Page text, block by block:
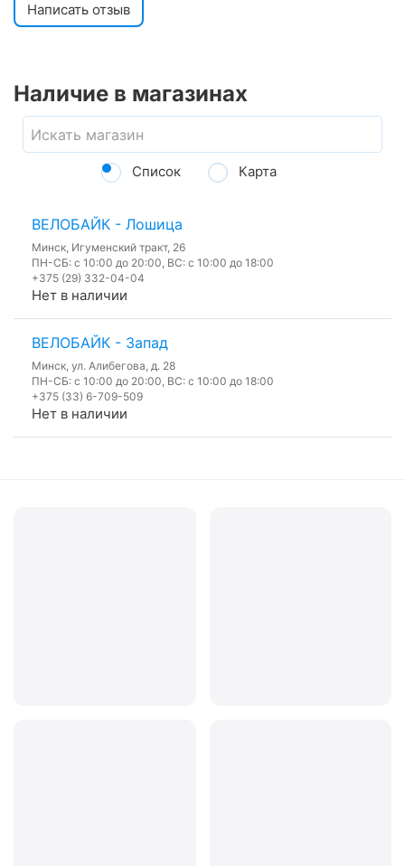
Написать отзыв
Наличие в магазинах
Список Карта
ВЕЛОБАЙК - Лошица
Минск, Игуменский тракт, 26
ПН-СБ: с 10:00 до 20:00, ВС: с 10:00 до 18:00
+375 (29) 332-04-04
Нет в наличии
ВЕЛОБАЙК - Запад
Минск, ул. Алибегова, д. 28
ПН-СБ: с 10:00 до 20:00, ВС: с 10:00 до 18:00
+375 (33) 6-709-509
Нет в наличии